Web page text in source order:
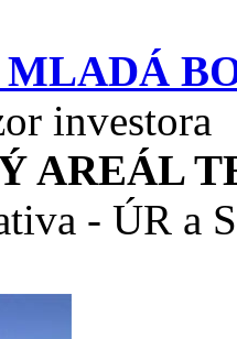
MLADÁ
investora
AREÁL
- ÚR a